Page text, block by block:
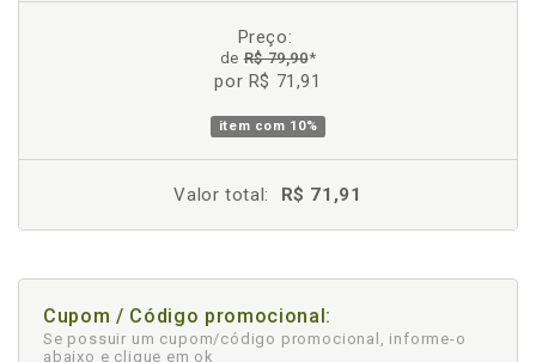
Preço:
deR$ 79,90*
por R$ 71,91
item com 10%
Valor total: R$ 71,91
Cupom / Código promocional:
Se possuir um cupom/código promocional, informe-o
abaixo e clique em ok